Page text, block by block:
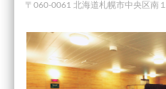
〒060-0061 北海道札幌市中央区南